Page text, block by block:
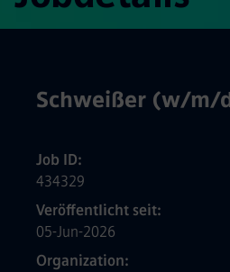
Schweißer (w/m/
Job ID
434329
Veröffentlicht seit
05-Jun-2026
Organization